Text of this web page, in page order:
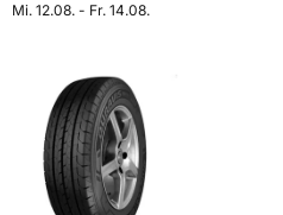
Mi. 12.08. - Fr. 14.08.